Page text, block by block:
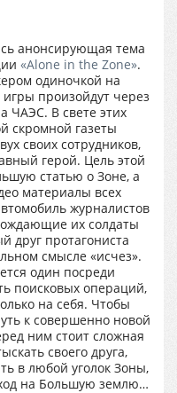
анонсирующая тема
«Alone in the Zone».
одиночкой на
произойдут через
ЧАЭС. В свете этих
скромной газеты
своих сотрудников,
герой. Цель этой
статью о Зоне, а
материалы всех
журналистов
их солдаты
друг протагониста
смысле «исчез».
один посреди
поисковых операций,
на себя. Чтобы
к совершенно новой
ним стоит сложная
своего друга,
в любой уголок Зоны,
на Большую землю…